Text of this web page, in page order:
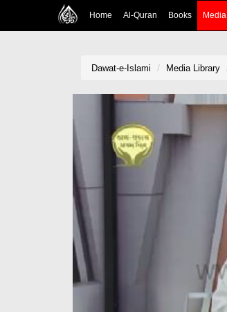
Home Al-Quran Books Media
Dawat-e-Islami Media Library